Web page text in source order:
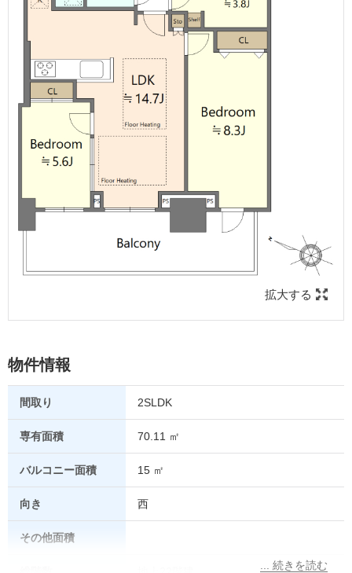
拡大する
物件情報
間取り 2SLDK
専有面積 70.11 ㎡
バルコニー面積 15 ㎡
向き 西
その他面積